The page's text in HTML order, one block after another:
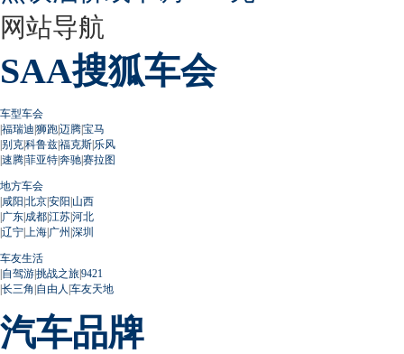
网站导航
SAA搜狐车会
车型车会
|福瑞迪|狮跑|迈腾|宝马
|别克|科鲁兹|福克斯|乐风
|速腾|菲亚特|奔驰|赛拉图
地方车会
|咸阳|北京|安阳|山西
|广东|成都|江苏|河北
|辽宁| 上海|广州 |深圳
车友生活
|自驾游|挑战之旅|9421
|长三角 |自由人 |车友天地
汽车品牌